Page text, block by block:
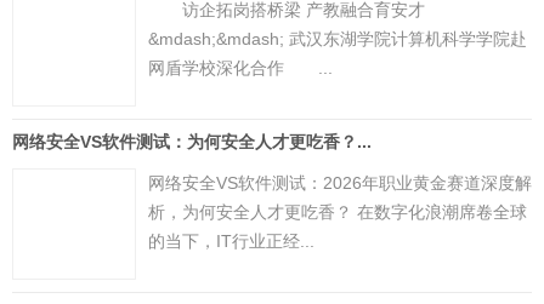
访企拓岗搭桥梁 产教融合育安才
&mdash;&mdash; 武汉东湖学院计算机科学学院赴
网盾学校深化合作 ...
网络安全VS软件测试：为何安全人才更吃香？...
网络安全VS软件测试：2026年职业黄金赛道深度解
析，为何安全人才更吃香？ 在数字化浪潮席卷全球
的当下，IT行业正经...